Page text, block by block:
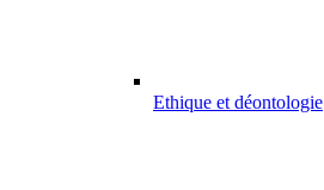
Ethique et déontologie